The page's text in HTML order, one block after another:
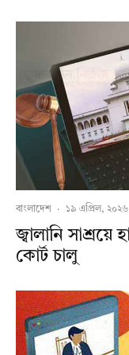
বাংলাদেশ · ১৯ এপ্রিল, ২০২৬
জ্বালানি সাশ্রয়ে
কোর্ট চালু